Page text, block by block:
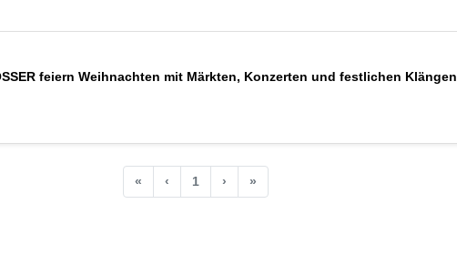
feiern Weihnachten mit Märkten, Konzerten und festlichen Klängen
« ‹ 1 › »